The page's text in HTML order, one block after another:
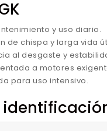
y uso diario.
de chispa y larga vida
al desgaste y
a motores
para uso intensivo.